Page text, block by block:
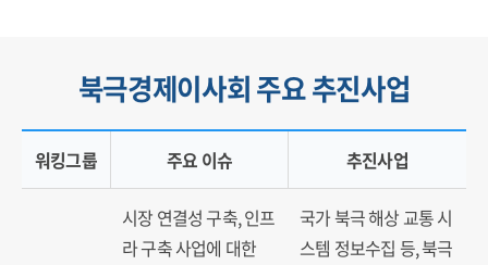
북극경제이사회 주요 추진사업
북극해 및 주변 수역의 주요 어족 자원
워킹그룹 주요 이슈 추진사업
시장 연결성 구축, 인프
라 구축 사업에 대한
국가 북극 해상 교통 시
스템 정보수집 등, 북극